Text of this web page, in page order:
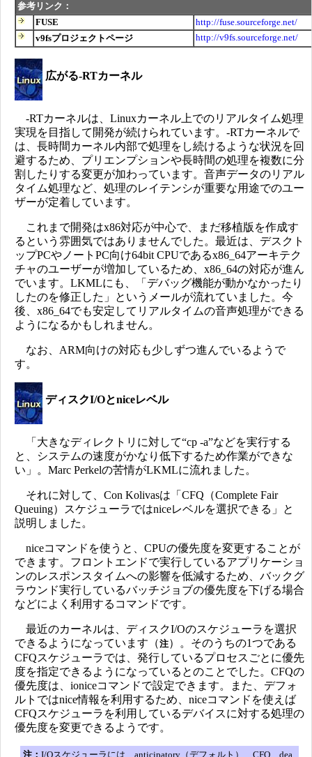
参考リンク：
FUSE
http://fuse.sourceforge.net/
v9fsプロジェクトページ
http://v9fs.sourceforge.net/
広がる-RTカーネル
-RTカーネルは、Linuxカーネル上でのリアルタイム処理
実現を目指して開発が続けられています。-RTカーネルで
は、長時間カーネル内部で処理をし続けるような状況を回
避するため、プリエンプションや長時間の処理を複数に分
割したりする変更が加わっています。音声データのリアル
タイム処理など、処理のレイテンシが重要な用途でのユー
ザーが定着しています。
これまで開発はx86対応が中心で、まだ移植版を作成す
るという雰囲気ではありませんでした。最近は、デスクト
ップPCやノートPC向け64bit CPUであるx86_64アーキテク
チャのユーザーが増加しているため、x86_64の対応が進ん
でいます。LKMLにも、「デバッグ機能が動かなかったり
したのを修正した」というメールが流れていました。今
後、x86_64でも安定してリアルタイムの音声処理ができる
ようになるかもしれません。
なお、ARM向けの対応も少しずつ進んでいるようで
す。
ディスクI/Oとniceレベル
「大きなディレクトリに対して“cp -a”などを実行する
と、システムの速度がかなり低下するため作業ができな
い」。Marc Perkelの苦情がLKMLに流れました。
それに対して、Con Kolivasは「CFQ（Complete Fair
Queuing）スケジューラではniceレベルを選択できる」と
説明しました。
niceコマンドを使うと、CPUの優先度を変更することが
できます。フロントエンドで実行しているアプリケーショ
ンのレスポンスタイムへの影響を低減するため、バックグ
ラウンド実行しているバッチジョブの優先度を下げる場合
などによく利用するコマンドです。
最近のカーネルは、ディスクI/Oのスケジューラを選択
できるようになっています（注）。そのうちの1つである
CFQスケジューラでは、発行しているプロセスごとに優先
度を指定できるようになっているとのことでした。CFQの
優先度は、ioniceコマンドで設定できます。また、デフォ
ルトではnice情報を利用するため、niceコマンドを使えば
CFQスケジューラを利用しているデバイスに対する処理の
優先度を変更できるようです。
注： I/Oスケジューラには、anticipatory（デフォルト）、CFQ、dea